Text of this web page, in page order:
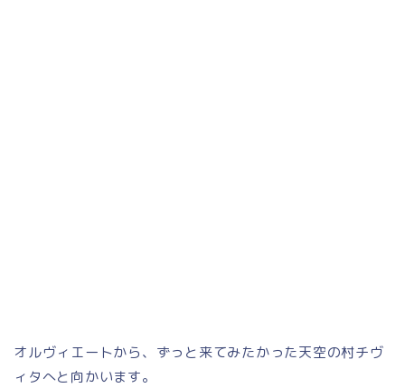
オルヴィエートから、ずっと来てみたかった天空の村チヴ
ィタへと向かいます。